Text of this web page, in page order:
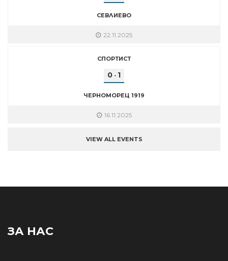
СЕВЛИЕВО
22.11.2025
СПОРТИСТ
0 - 1
ЧЕРНОМОРЕЦ 1919
16.11.2025
VIEW ALL EVENTS
ЗА НАС